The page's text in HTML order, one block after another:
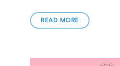
READ MORE